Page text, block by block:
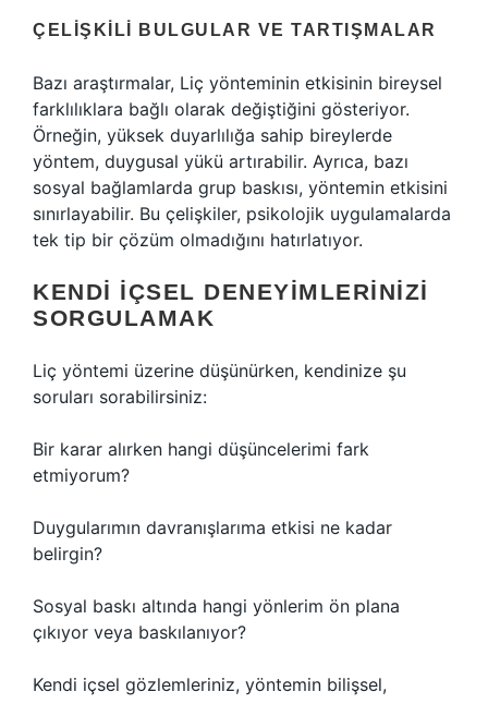
ÇELIŞKILI BULGULAR VE TARTIŞMALAR
Bazı araştırmalar, Liç yönteminin etkisinin bireysel
farklılıklara bağlı olarak değiştiğini gösteriyor.
Örneğin, yüksek duyarlılığa sahip bireylerde
yöntem, duygusal yükü artırabilir. Ayrıca, bazı
sosyal bağlamlarda grup baskısı, yöntemin etkisini
sınırlayabilir. Bu çelişkiler, psikolojik uygulamalarda
tek tip bir çözüm olmadığını hatırlatıyor.
KENDI İÇSEL DENEYIMLERINIZI
SORGULAMAK
Liç yöntemi üzerine düşünürken, kendinize şu
soruları sorabilirsiniz:
Bir karar alırken hangi düşüncelerimi fark
etmiyorum?
Duygularımın davranışlarıma etkisi ne kadar
belirgin?
Sosyal baskı altında hangi yönlerim ön plana
çıkıyor veya baskılanıyor?
Kendi içsel gözlemleriniz, yöntemin bilişsel,